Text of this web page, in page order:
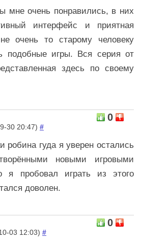
мне очень понравились, в них
интерфейс и приятная
очень то старому человеку
подобные игры. Вся серия от
здесь по своему
30 20:47) #
0
робина гуда я уверен остались
новыми игровыми
я пробовал играть из этого
доволен.
03 12:03) #
0